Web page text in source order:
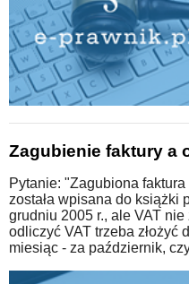
Zagubienie faktury a
Pytanie: "Zagubiona
została wpisana do książki
grudniu 2005 r., ale VAT
odliczyć VAT trzeba złożyć
miesiąc - za październik,